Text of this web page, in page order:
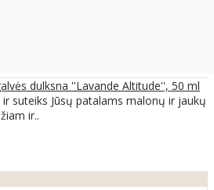
dulksna ''Lavande Altitude'', 50 ml
suteiks Jūsų patalams malonų ir jaukų
ir..